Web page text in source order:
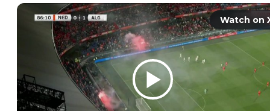
Watch on